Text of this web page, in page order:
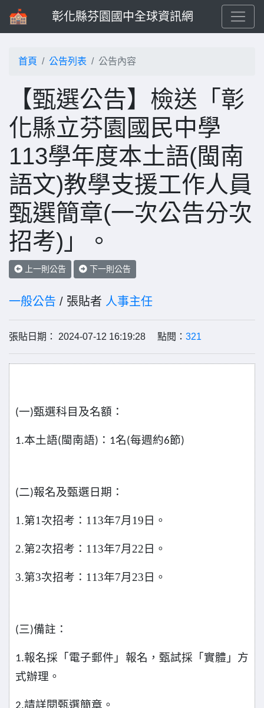
彰化縣芬園國中全球資訊網
首頁 公告列表 公告內容
【甄選公告】檢送「彰
化縣立芬園國民中學
113學年度本土語(閩南
語文)教學支援工作人員
甄選簡章(一次公告分次
招考)」。
上一則公告 下一則公告
一般公告 / 張貼者 人事主任
張貼日期： 2024-07-12 16:19:28 點閱： 321
(一)甄選科目及名額：
1.本土語( 閩南語) ： 1名(每週約6節)
(二)報名及甄選日期：
1.第1次招考：113年7月19日。
2.第2次招考：113年7月22日。
3.第3次招考：113年7月23日。
(三)備註：
1.報名採「電子郵件」報名，甄試採「實體」方
式辦理。
請詳閱甄選簡章。